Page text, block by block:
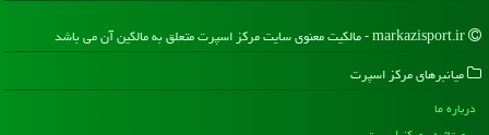
میانبرهای مركز اسپرت
درباره ما